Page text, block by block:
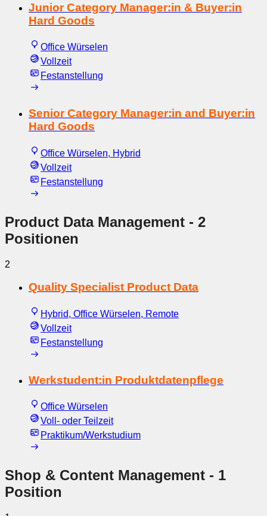
Junior Category Manager:in & Buyer:in
Hard Goods
Office Würselen
Vollzeit
Festanstellung
Senior Category Manager:in and Buyer:in
Hard Goods
Office Würselen, Hybrid
Vollzeit
Festanstellung
Product Data Management - 2
Positionen
2
Quality Specialist Product Data
Hybrid, Office Würselen, Remote
Vollzeit
Festanstellung
Werkstudent:in Produktdatenpflege
Office Würselen
Voll- oder Teilzeit
Praktikum/Werkstudium
Shop & Content Management - 1
Position